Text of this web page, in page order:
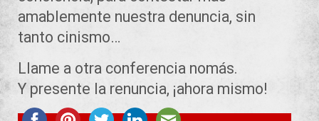
amablemente nuestra denuncia, sin
tanto cinismo…
Llame a otra conferencia nomás.
Y presente la renuncia, ¡ahora mismo!